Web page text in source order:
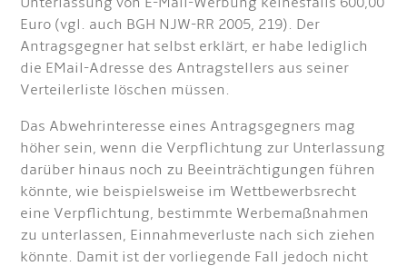
Euro (vgl. auch BGH NJW-RR 2005, 219). Der
Antragsgegner hat selbst erklärt, er habe lediglich
die EMail-Adresse des Antragstellers aus seiner
Verteilerliste löschen müssen.
Das Abwehrinteresse eines Antragsgegners mag
höher sein, wenn die Verpflichtung zur Unterlassung
darüber hinaus noch zu Beeinträchtigungen führen
könnte, wie beispielsweise im Wettbewerbsrecht
eine Verpflichtung, bestimmte Werbemaßnahmen
zu unterlassen, Einnahmeverluste nach sich ziehen
könnte. Damit ist der vorliegende Fall jedoch nicht